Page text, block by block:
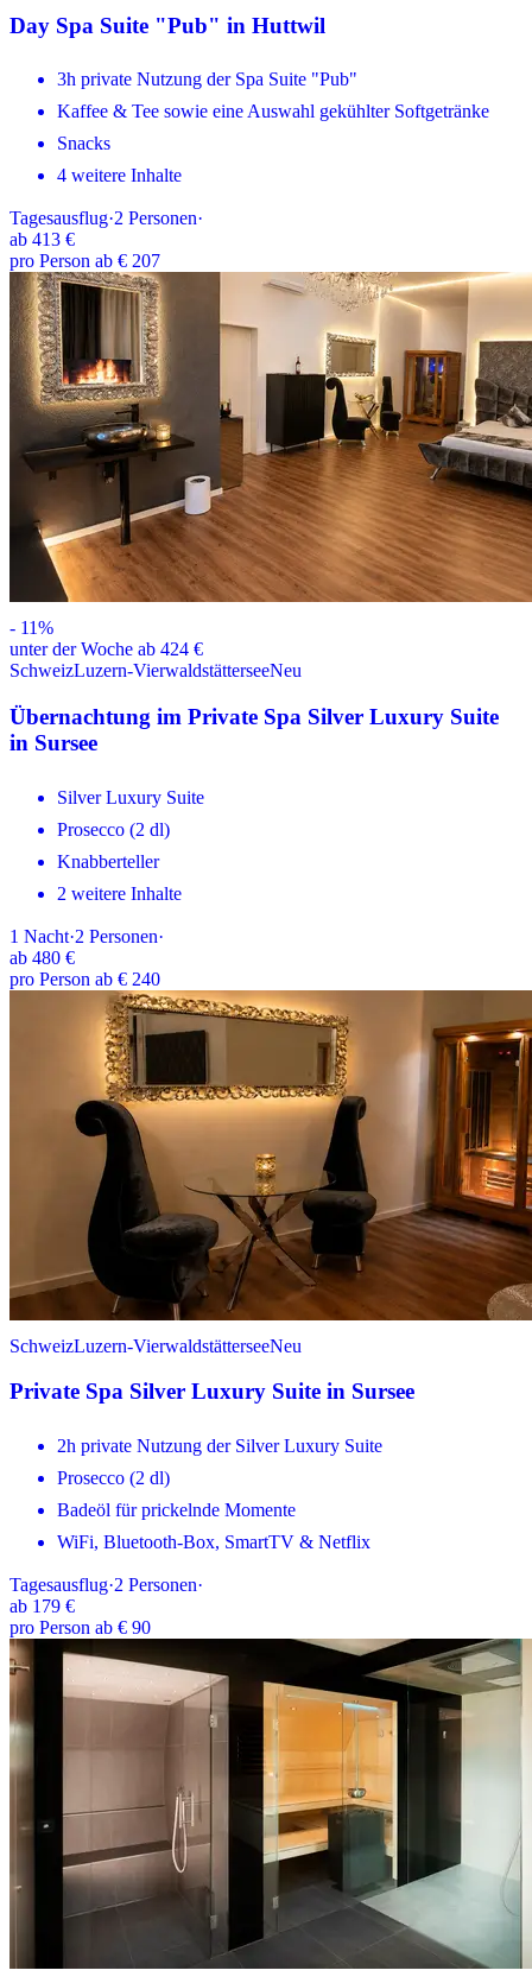
Day Spa Suite "Pub" in Huttwil
3h private Nutzung der Spa Suite "Pub"
Kaffee & Tee sowie eine Auswahl gekühlter Softgetränke
Snacks
4 weitere Inhalte
Tagesausflug·2 Personen·
ab 413 €
pro Person ab € 207
- 11%
unter der Woche ab 424 €
SchweizLuzern-VierwaldstätterseeNeu
Übernachtung im Private Spa Silver Luxury Suite
in Sursee
Silver Luxury Suite
Prosecco (2 dl)
Knabberteller
2 weitere Inhalte
1 Nacht·2 Personen·
ab 480 €
pro Person ab € 240
SchweizLuzern-VierwaldstätterseeNeu
Private Spa Silver Luxury Suite in Sursee
2h private Nutzung der Silver Luxury Suite
Prosecco (2 dl)
Badeöl für prickelnde Momente
WiFi, Bluetooth-Box, SmartTV & Netflix
Tagesausflug·2 Personen·
ab 179 €
pro Person ab € 90